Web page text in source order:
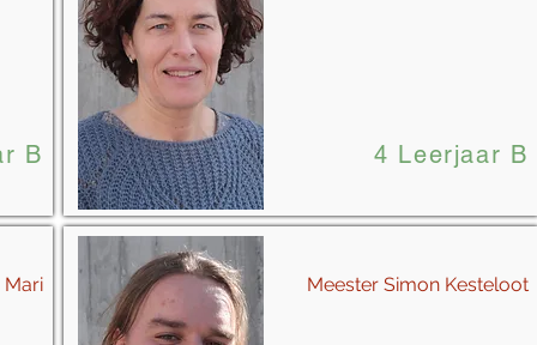
B
Mari
4 Leerjaar B
Meester Simon Kesteloot